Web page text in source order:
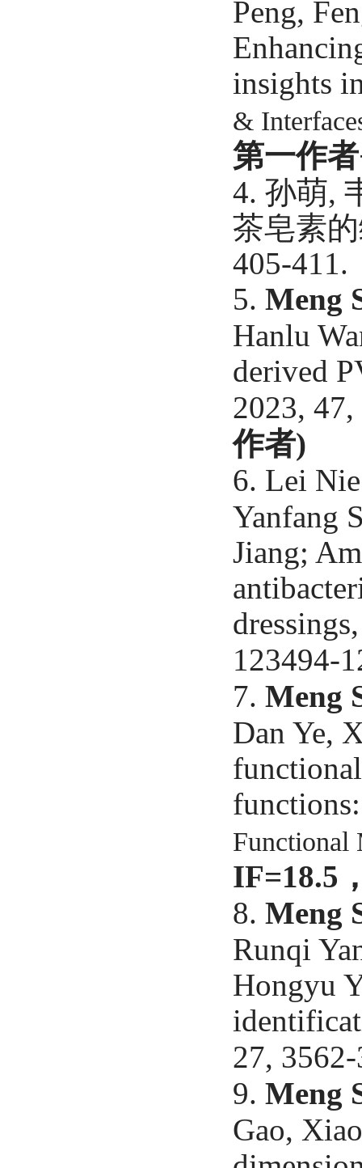
Peng,
insights
&
第一作者
4. 孙萌,
茶皂素
405-411.
5. Meng
Hanlu
derived
2023,
作者)
6. Lei
Yanfang
Jiang;
123494-
7. Meng
Dan Ye,
Functional
IF=18.5
8. Meng
Runqi
Hongyu
27,
9. Meng
Gao,